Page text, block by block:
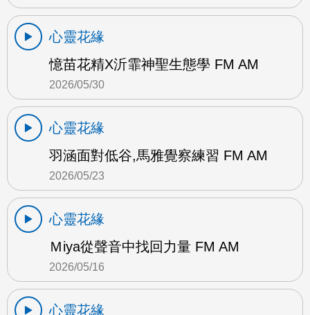
心靈花緣
憶苗花精X沂霏神聖生態學 FM AM
2026/05/30
心靈花緣
羽涵面對低谷,馬雅覺察練習 FM AM
2026/05/23
心靈花緣
Ｍiya從聲音中找回力量 FM AM
2026/05/16
心靈花緣